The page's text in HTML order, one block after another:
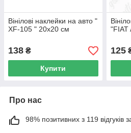
Вінілові наклейки на авто "
XF-105 " 20х20 см
138 ₴
Купити
"FIAT
125
Про нас
98% позитивних з 119 відгуків